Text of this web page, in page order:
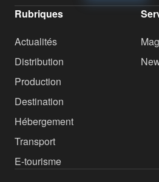
Rubriques
Actualités
Distribution
Production
Destination
Hébergement
Transport
E-tourisme